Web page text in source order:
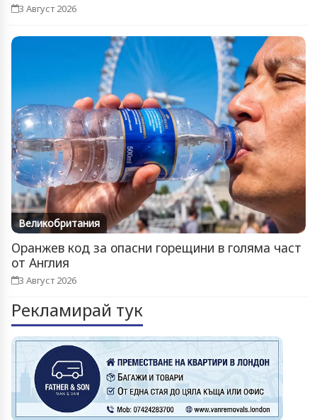
3 Август 2026
Великобритания
Оранжев код за опасни горещини в голяма част
от Англия
3 Август 2026
Рекламирай тук